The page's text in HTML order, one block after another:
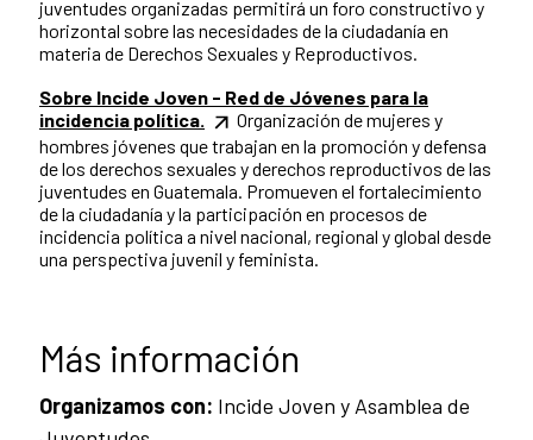
juventudes organizadas permitirá un foro constructivo y
horizontal sobre las necesidades de la ciudadanía en
materia de Derechos Sexuales y Reproductivos.
Sobre Incide Joven - Red de Jóvenes para la
incidencia política.
Organización de mujeres y
hombres jóvenes que trabajan en la promoción y defensa
de los derechos sexuales y derechos reproductivos de las
juventudes en Guatemala. Promueven el fortalecimiento
de la ciudadanía y la participación en procesos de
incidencia política a nivel nacional, regional y global desde
una perspectiva juvenil y feminista.
Más información
Organizamos con: Incide Joven y Asamblea de